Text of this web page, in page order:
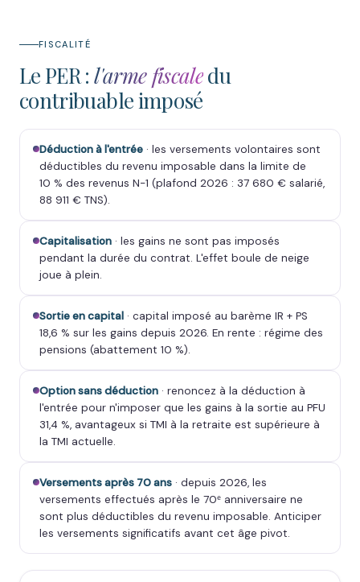
FISCALITÉ
Le PER :l'arme fiscaledu
contribuable imposé
Déduction à l'entrée · les versements volontaires sont
déductibles du revenu imposable dans la limite de
10 % des revenus N-1 (plafond 2026 : 37 680 € salarié,
88 911 € TNS).
Capitalisation · les gains ne sont pas imposés
pendant la durée du contrat. L'effet boule de neige
joue à plein.
Sortie en capital · capital imposé au barème IR + PS
18,6 % sur les gains depuis 2026. En rente : régime des
pensions (abattement 10 %).
Option sans déduction · renoncez à la déduction à
l'entrée pour n'imposer que les gains à la sortie au PFU
31,4 %, avantageux si TMI à la retraite est supérieure à
la TMI actuelle.
Versements après 70 ans · depuis 2026, les
versements effectués après le 70ᵉ anniversaire ne
sont plus déductibles du revenu imposable. Anticiper
les versements significatifs avant cet âge pivot.